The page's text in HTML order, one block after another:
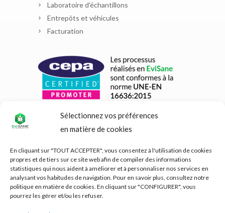
Sélectionnez vos préférences
en matière de cookies
En cliquant sur "TOUT ACCEPTER", vous consentez à l'utilisation de cookies
propres et de tiers sur ce site web afin de compiler des informations
statistiques qui nous aident à améliorer et à personnaliser nos services en
analysant vos habitudes de navigation. Pour en savoir plus, consultez notre
politique en matière de cookies. En cliquant sur "CONFIGURER", vous
pourrez les gérer et/ou les refuser.
Laboratoire d’échantillons
Entrepôts et véhicules
Facturation